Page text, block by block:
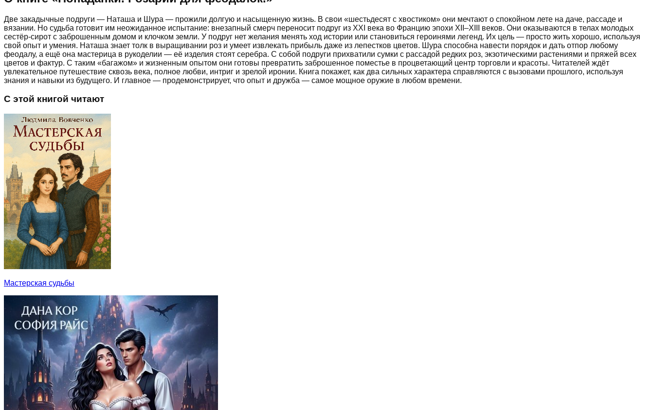
Две закадычные подруги — Наташа и Шура — прожили долгую и насыщенную жизнь. В свои «шестьдесят с хвостиком» они мечтают о спокойном лете на даче, рассаде и
вязании. Но судьба готовит им неожиданное испытание: внезапный смерч переносит подруг из XXI века во Францию эпохи XII–XIII веков. Они оказываются в телах молодых
сестёр-сирот с заброшенным домом и клочком земли. У подруг нет желания менять ход истории или становиться героинями легенд. Их цель — просто жить хорошо, используя
свой опыт и умения. Наташа знает толк в выращивании роз и умеет извлекать прибыль даже из лепестков цветов. Шура способна навести порядок и дать отпор любому
феодалу, а ещё она мастерица в рукоделии — её изделия стоят серебра. С собой подруги прихватили сумки с рассадой редких роз, экзотическими растениями и пряжей всех
цветов и фактур. С таким «багажом» и жизненным опытом они готовы превратить заброшенное поместье в процветающий центр торговли и красоты. Читателей ждёт
увлекательное путешествие сквозь века, полное любви, интриг и зрелой иронии. Книга покажет, как два сильных характера справляются с вызовами прошлого, используя
знания и навыки из будущего. И главное — продемонстрирует, что опыт и дружба — самое мощное оружие в любом времени.
С этой книгой читают
Мастерская судьбы